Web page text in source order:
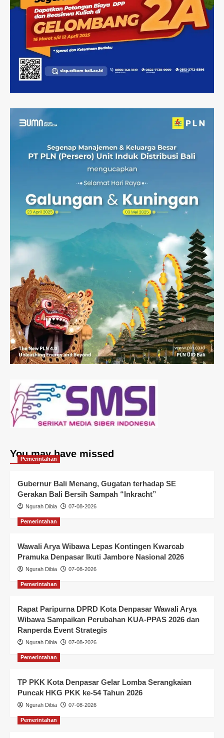
You may have missed
Pemerintahan
Gubernur Bali Menang, Gugatan terhadap SE
Gerakan Bali Bersih Sampah “Inkracht”
Ngurah Dibia 07-08-2026
Pemerintahan
Wawali Arya Wibawa Lepas Kontingen Kwarcab
Pramuka Denpasar Ikuti Jambore Nasional 2026
Ngurah Dibia 07-08-2026
Pemerintahan
Rapat Paripurna DPRD Kota Denpasar Wawali Arya
Wibawa Sampaikan Perubahan KUA-PPAS 2026 dan
Ranperda Event Strategis
Ngurah Dibia 07-08-2026
Pemerintahan
TP PKK Kota Denpasar Gelar Lomba Serangkaian
Puncak HKG PKK ke-54 Tahun 2026
Ngurah Dibia 07-08-2026
Pemerintahan